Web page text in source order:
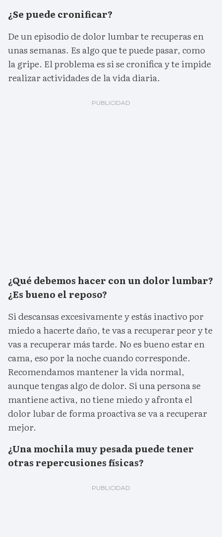
¿Se puede cronificar?
De un episodio de dolor lumbar te recuperas en
unas semanas. Es algo que te puede pasar, como
la gripe. El problema es si se cronifica y te impide
realizar actividades de la vida diaria.
¿Qué debemos hacer con un dolor lumbar?
¿Es bueno el reposo?
Si descansas excesivamente y estás inactivo por
miedo a hacerte daño, te vas a recuperar peor y te
vas a recuperar más tarde. No es bueno estar en
cama, eso por la noche cuando corresponde.
Recomendamos mantener la vida normal,
aunque tengas algo de dolor. Si una persona se
mantiene activa, no tiene miedo y afronta el
dolor lubar de forma proactiva se va a recuperar
mejor.
¿Una mochila muy pesada puede tener
otras repercusiones físicas?